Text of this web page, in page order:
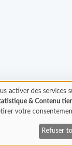
activer des services
& Contenu
votre
Refuser